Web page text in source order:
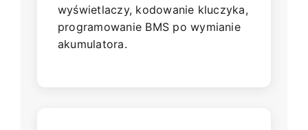
wyświetlaczy, kodowanie kluczyka,
programowanie BMS po wymianie
akumulatora.